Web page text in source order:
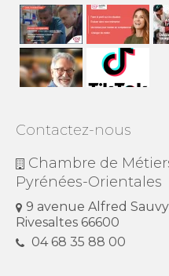
Contactez-nous
Chambre de
Pyrénées-Orientales
9 avenue Alfred Sauvy
Rivesaltes 66600
04 68 35 88 00